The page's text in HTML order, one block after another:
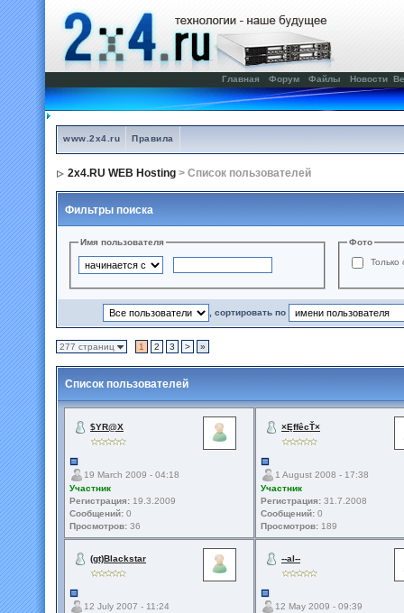
Главная Форум Файлы Новости
www.2x4.ru Правила
2x4.RU WEB Hosting > Список пользователей
Фильтры поиска
Имя пользователя
Фото
Только
, сортировать по
277 страниц 1 2 3 > »
Список пользователей
$YR@X
19 March 2009 - 04:18
Участник
Регистрация: 19.3.2009
Сообщений: 0
Просмотров: 36
×ĘffêcŤ×
1 August 2008 - 17:38
Участник
Регистрация: 31.7.2008
Сообщений: 0
Просмотров: 189
(gt)Blackstar
12 July 2007 - 11:24
--al--
12 May 2009 - 09:39